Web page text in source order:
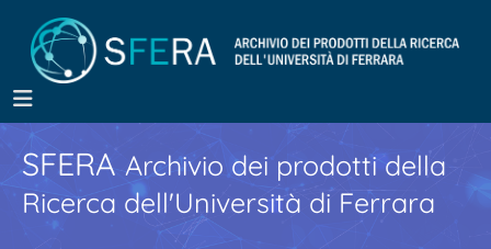
SFERA Archivio dei prodotti della
Ricerca dell'Università di Ferrara